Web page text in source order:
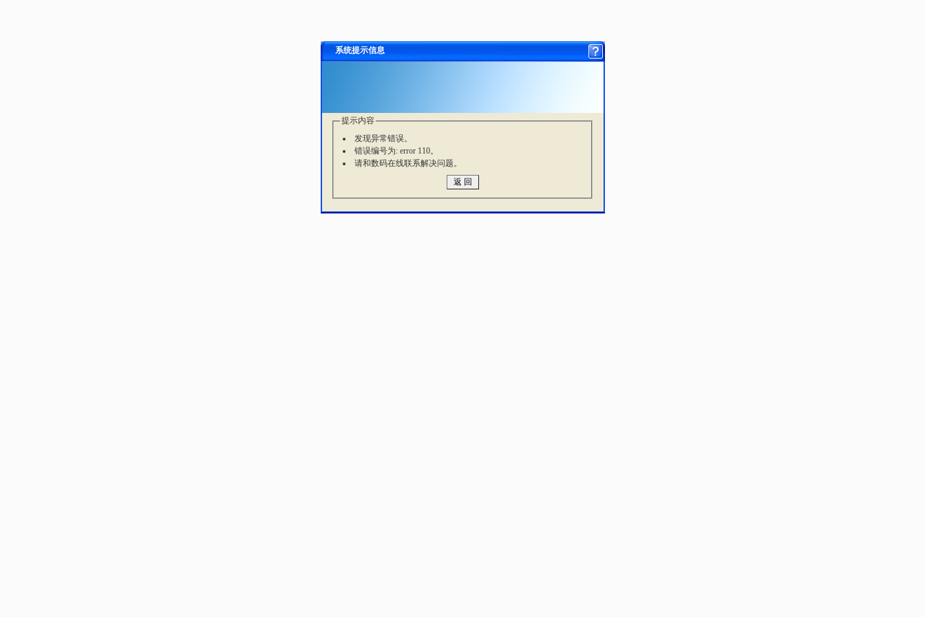
系统提示信息
提示内容
发现异常错误。
错误编号为: error 110。
请和数码在线联系解决问题。